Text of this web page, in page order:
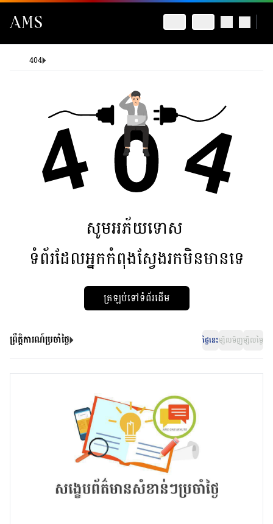
404
សូមអភ័យទោស
ទំព័រដែលអ្នកកំពុងស្វែងរកមិនមានទេ
ត្រឡប់ទៅទំព័រដើម
ព្រឹត្តិការណ៍ប្រចាំថ្ងៃ ថ្ងៃនេះម្សិលមិញម្សិលម្ងៃ